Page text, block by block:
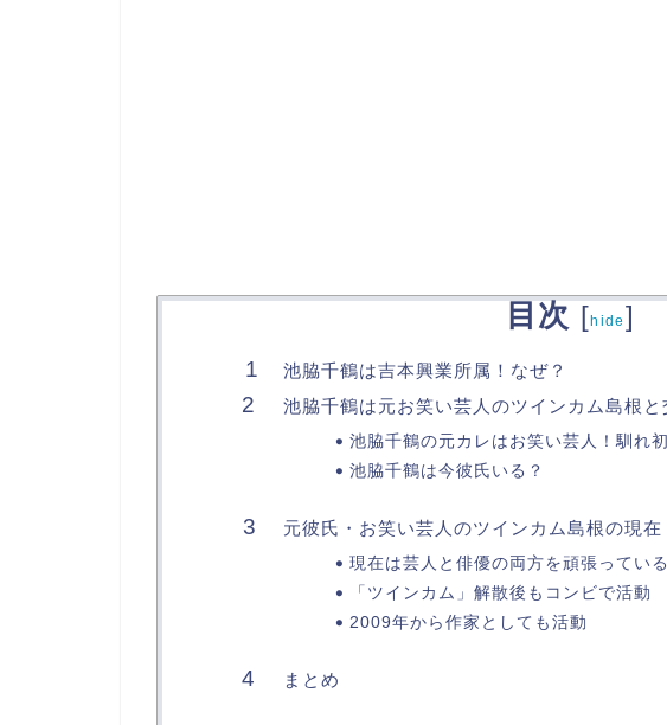
目次 [hide ]
池脇千鶴は吉本興業所属！なぜ？
池脇千鶴は元お笑い芸人のツインカム島根と
池脇千鶴の元カレはお笑い芸人！馴れ
池脇千鶴は今彼氏いる？
元彼氏・お笑い芸人のツインカム島根の現在
現在は芸人と俳優の両方を頑張っている
「ツインカム」解散後もコンビで活動
2009年から作家としても活動
まとめ